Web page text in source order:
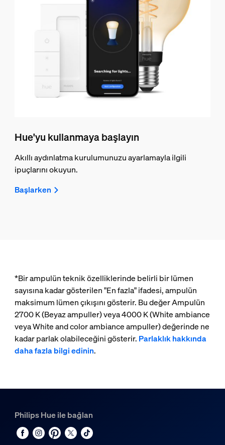
Hue'yu kullanmaya başlayın
Akıllı aydınlatma kurulumunuzu ayarlamayla ilgili
ipuçlarını okuyun.
Başlarken
*Bir ampulün teknik özelliklerinde belirli bir lümen
sayısına kadar gösterilen "En fazla" ifadesi, ampulün
maksimum lümen çıkışını gösterir. Bu değer Ampulün
2700 K (Beyaz ampuller) veya 4000 K (White ambiance
veya White and color ambiance ampuller) değerinde ne
kadar parlak olabileceğini gösterir. Parlaklık hakkında
daha fazla bilgi edinin.
Philips Hue ile bağlan